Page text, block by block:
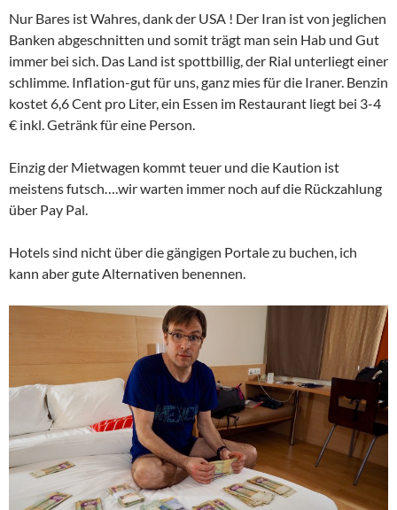
Nur Bares ist Wahres, dank der USA ! Der Iran ist von jeglichen
Banken abgeschnitten und somit trägt man sein Hab und Gut
immer bei sich. Das Land ist spottbillig, der Rial unterliegt einer
schlimme. Inflation-gut für uns, ganz mies für die Iraner. Benzin
kostet 6,6 Cent pro Liter, ein Essen im Restaurant liegt bei 3-4
€ inkl. Getränk für eine Person.
Einzig der Mietwagen kommt teuer und die Kaution ist
meistens futsch….wir warten immer noch auf die Rückzahlung
über Pay Pal.
Hotels sind nicht über die gängigen Portale zu buchen, ich
kann aber gute Alternativen benennen.